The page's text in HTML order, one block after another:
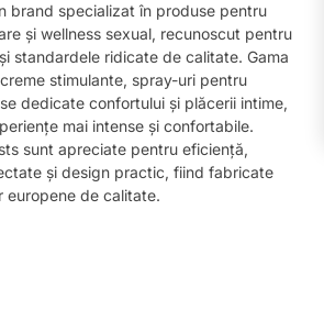
brand specializat în produse pentru
și wellness sexual, recunoscut pentru
standardele ridicate de calitate. Gama
stimulante, spray-uri pentru
dedicate confortului și plăcerii intime,
mai intense și confortabile.
sunt apreciate pentru eficiență,
și design practic, fiind fabricate
europene de calitate.